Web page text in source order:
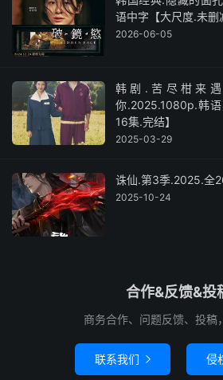
语中字【大尺度.未删
2026-06-05
韩剧.苦尽柑来
你.2025.1080p.韩
16集.完结】
2025-03-29
诛仙.第3季.2025.全
2025-10-24
合作&反馈&投
商务合作、问题反馈、投稿
联系我们  侵